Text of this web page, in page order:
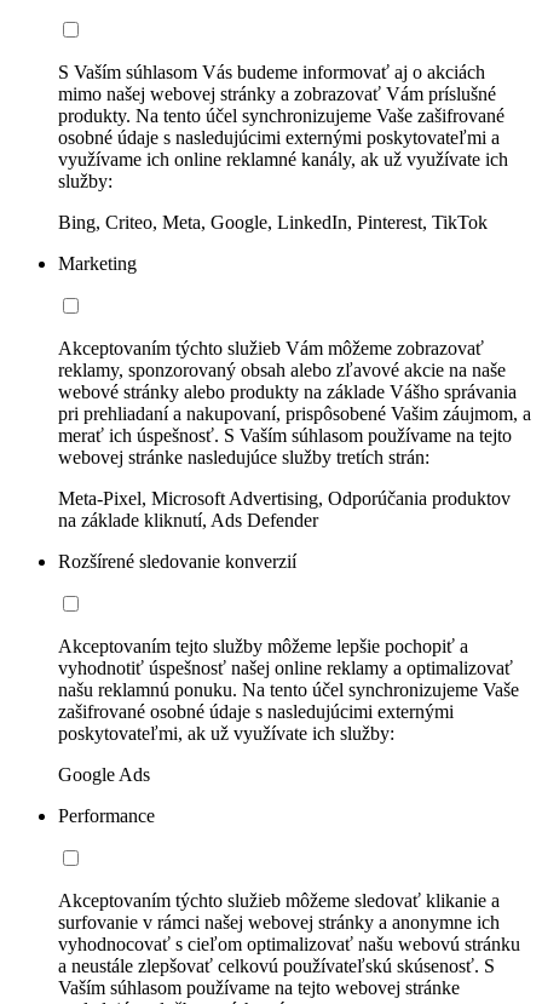
S Vaším súhlasom Vás budeme informovať aj o akciách
mimo našej webovej stránky a zobrazovať Vám príslušné
produkty. Na tento účel synchronizujeme Vaše zašifrované
osobné údaje s nasledujúcimi externými poskytovateľmi a
využívame ich online reklamné kanály, ak už využívate ich
služby:
Bing, Criteo, Meta, Google, LinkedIn, Pinterest, TikTok
Marketing
Akceptovaním týchto služieb Vám môžeme zobrazovať
reklamy, sponzorovaný obsah alebo zľavové akcie na naše
webové stránky alebo produkty na základe Vášho správania
pri prehliadaní a nakupovaní, prispôsobené Vašim záujmom, a
merať ich úspešnosť. S Vaším súhlasom používame na tejto
webovej stránke nasledujúce služby tretích strán:
Meta-Pixel, Microsoft Advertising, Odporúčania produktov
na základe kliknutí, Ads Defender
Rozšírené sledovanie konverzií
Akceptovaním tejto služby môžeme lepšie pochopiť a
vyhodnotiť úspešnosť našej online reklamy a optimalizovať
našu reklamnú ponuku. Na tento účel synchronizujeme Vaše
zašifrované osobné údaje s nasledujúcimi externými
poskytovateľmi, ak už využívate ich služby:
Google Ads
Performance
Akceptovaním týchto služieb môžeme sledovať klikanie a
surfovanie v rámci našej webovej stránky a anonymne ich
vyhodnocovať s cieľom optimalizovať našu webovú stránku
a neustále zlepšovať celkovú používateľskú skúsenosť. S
Vaším súhlasom používame na tejto webovej stránke